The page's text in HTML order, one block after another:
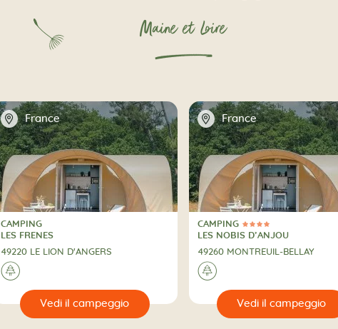
Maine et Loire
📍 France
CAMPING
CAMPING
LES FRENES
49220 LE LION D'ANGERS
🌲
📍 France
4 Stelle
CAMPING
CAMPING
LES NOBIS D’ANJOU
49260 MONTREUIL-BELLAY
🌲
Vedi il campeggio 🔍 Vedi il campeggio